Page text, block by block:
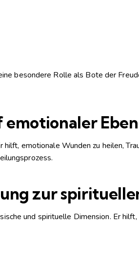
besondere Rolle als Bote der
emotionale Wunden zu heilen,
zur
und spirituelle Dimension. Er